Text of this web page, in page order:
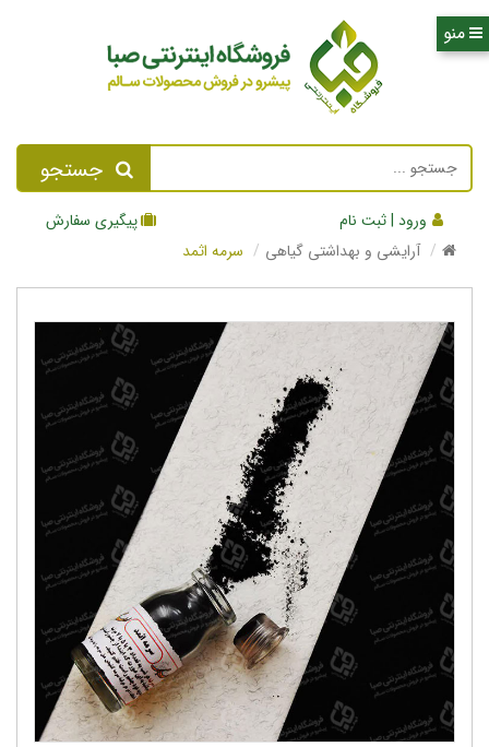
جستجو
ورود | ثبت نام
پیگیری سفارش
آرایشی و بهداشتی گیاهی
سرمه اثمد